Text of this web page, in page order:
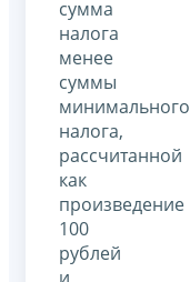
сумма
налога
менее
суммы
минимального
налога,
рассчитанной
как
произведение
100
рублей